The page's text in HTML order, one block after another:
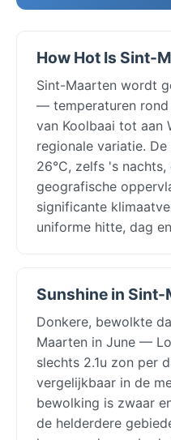
How Hot Is Sint-
Sint-Maarten wordt
— temperaturen rond
van Koolbaai tot aan
regionale variatie.
26°C, zelfs 's
geografische
significante
uniforme hitte, dag
Sunshine in
Donkere, bewolkte
Maarten in June —
slechts 2.1u zon per
vergelijkbaar in de
bewolking is zwaar
de helderdere